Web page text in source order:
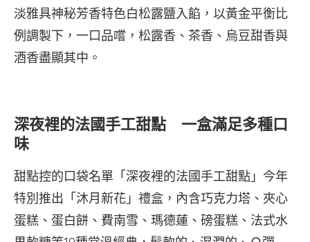
淡雅具神秘芳香特色白松露鹽入餡，以黃金平衡比
例調製下，一口品嚐，松露香、茶香、烏豆甜香與
酒香盡顯其中。
深夜裡的法國手工甜點 一盒滿足多種口
味
甜點控的口袋名單「深夜裡的法國手工甜點」今年
特別推出「沐月新花」禮盒，內含巧克力塔、夾心
蛋糕、蛋白餅、費南雪、瑪德蓮、磅蛋糕、法式水